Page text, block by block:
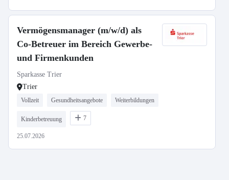
Vermögensmanager (m/w/d) als
Co-Betreuer im Bereich Gewerbe-
und Firmenkunden
Sparkasse Trier
Trier
Vollzeit Gesundheitsangebote Weiterbildungen
Kinderbetreuung 7
25.07.2026